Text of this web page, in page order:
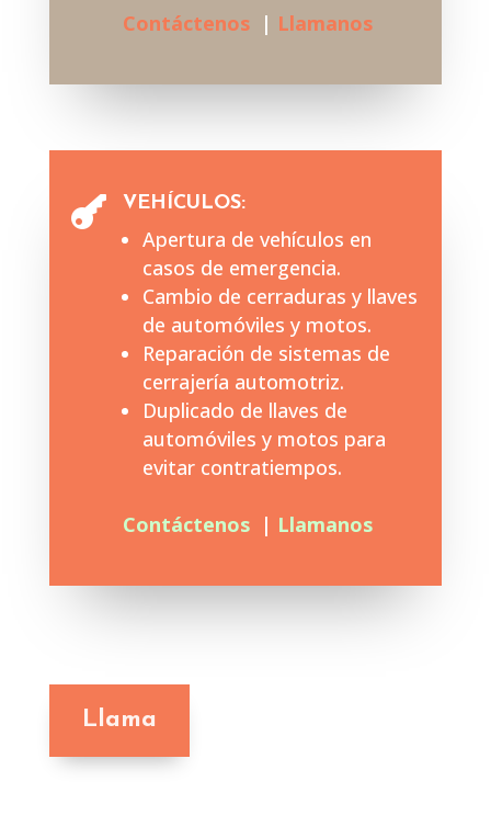
Contáctenos| Llamanos
 VEHÍCULOS:
Apertura de vehículos en
casos de emergencia.
Cambio de cerraduras y llaves
de automóviles y motos.
Reparación de sistemas de
cerrajería automotriz.
Duplicado de llaves de
automóviles y motos para
evitar contratiempos.
Contáctenos| Llamanos
Llama